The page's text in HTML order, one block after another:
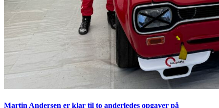
Martin Andersen er klar til to anderledes opgaver på